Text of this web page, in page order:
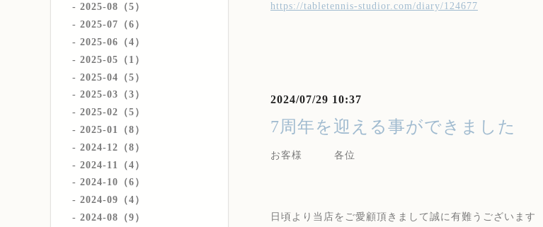
2025-08（5）
2025-07（6）
2025-06（4）
2025-05（1）
2025-04（5）
2025-03（3）
2025-02（5）
2025-01（8）
2024-12（8）
2024-11（4）
2024-10（6）
2024-09（4）
2024-08（9）
https://tabletennis-studior.com/diary/124677
2024/07/29 10:37
7周年を迎える事ができました
お客様 各位
日頃より当店をご愛顧頂きまして誠に有難うございます